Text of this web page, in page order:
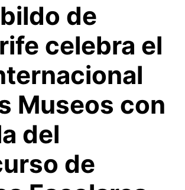
de
celebra el
Museos con
del
de